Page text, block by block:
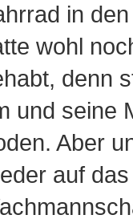
in
wohl
denn
und seine
Aber
auf